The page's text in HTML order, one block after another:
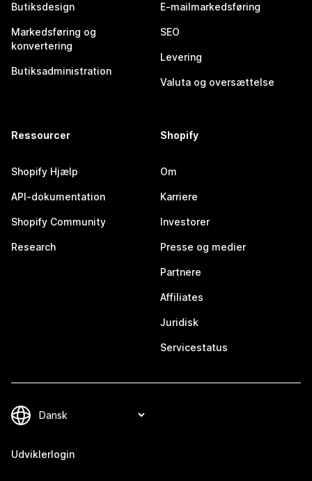
Butiksdesign
Markedsføring og
konvertering
Butiksadministration
E-mailmarkedsføring
SEO
Levering
Valuta og oversættelse
Ressourcer
Shopify Hjælp
API-dokumentation
Shopify Community
Research
Shopify
Om
Karriere
Investorer
Presse og medier
Partnere
Affiliates
Juridisk
Servicestatus
Udviklerlogin